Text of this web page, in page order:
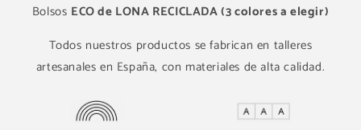
Bolsos ECO de LONA RECICLADA (3 colores a elegir)
Todos nuestros productos se fabrican en talleres
artesanales en España, con materiales de alta calidad.